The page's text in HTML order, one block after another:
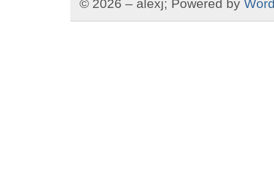
© 2026 – alexj; Powered by